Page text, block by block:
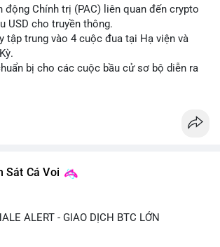
động Chính trị (PAC) liên quan đến crypto
USD cho truyền thông.
tập trung vào 4 cuộc đua tại Hạ viện và
bị cho các cuộc bầu cử sơ bộ diễn ra
Sát Cá Voi
ALERT - GIAO DỊCH BTC LỚN